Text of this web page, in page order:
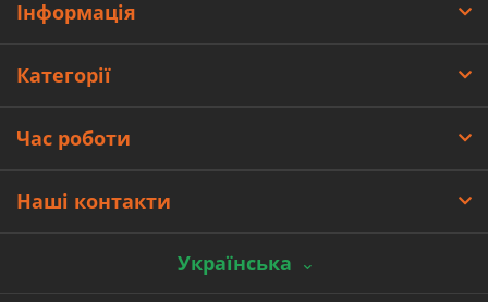
Інформація
Категорії
Час роботи
Наші контакти
Українська